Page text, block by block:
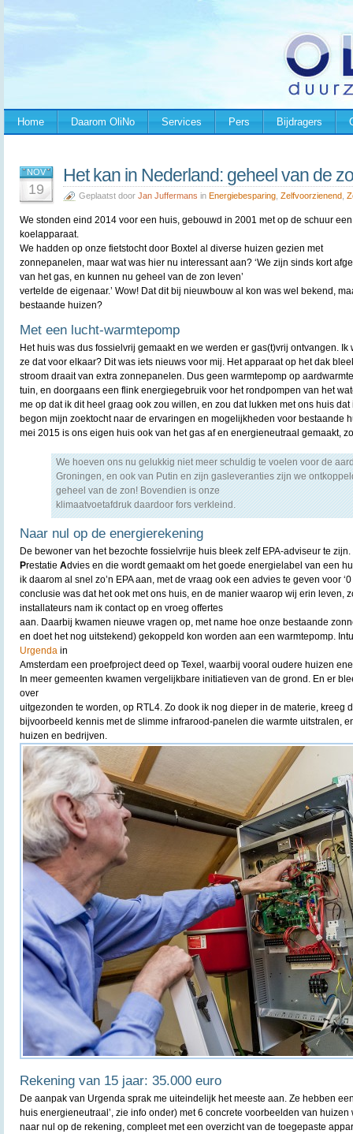
Home Daarom OliNo Services Pers Bijdragers
NOV
19
Het kan in Nederland: geheel van de
Geplaatst door Jan Juffermans in Energiebesparing Zelfvoorzienend
We stonden eind 2014 voor een huis, gebouwd in 2001 met op de schuur
koelapparaat.
We hadden op onze fietstocht door Boxtel al diverse huizen gezien met
zonnepanelen, maar wat was hier nu interessant aan? ‘We zijn sinds kort
van het gas, en kunnen nu geheel van de zon leven’
vertelde de eigenaar.’ Wow! Dat dit bij nieuwbouw al kon was wel bekend,
bestaande huizen?
Met een lucht-warmtepomp
Het huis was dus fossielvrij gemaakt en we werden er gas(t)vrij ontvangen.
ze dat voor elkaar? Dit was iets nieuws voor mij. Het apparaat op het dak
stroom draait van extra zonnepanelen. Dus geen warmtepomp op
tuin, en doorgaans een flink energiegebruik voor het rondpompen van het
me op dat ik dit heel graag ook zou willen, en zou dat lukken met ons huis
begon mijn zoektocht naar de ervaringen en mogelijkheden voor bestaande
mei 2015 is ons eigen huis ook van het gas af en energieneutraal gemaakt,
We hoeven ons nu gelukkig niet meer schuldig te voelen voor de
Groningen, en ook van Putin en zijn gasleveranties zijn we
geheel van de zon! Bovendien is onze
klimaatvoetafdruk daardoor fors verkleind.
Naar nul op de energierekening
De bewoner van het bezochte fossielvrije huis bleek zelf EPA-adviseur te zijn.
Prestatie Advies en die wordt gemaakt om het goede energielabel van een
ik daarom al snel zo’n EPA aan, met de vraag ook een advies te geven voor
conclusie was dat het ook met ons huis, en de manier waarop wij erin leven,
installateurs nam ik contact op en vroeg offertes
aan. Daarbij kwamen nieuwe vragen op, met name hoe onze bestaande
en doet het nog uitstekend) gekoppeld kon worden aan een warmtepomp.
Urgenda in
Amsterdam een proefproject deed op Texel, waarbij vooral oudere huizen
In meer gemeenten kwamen vergelijkbare initiatieven van de grond. En er
over
uitgezonden te worden, op RTL4. Zo dook ik nog dieper in de materie, kreeg
bijvoorbeeld kennis met de slimme infrarood-panelen die warmte uitstralen,
huizen en bedrijven.
Rekening van 15 jaar: 35.000 euro
De aanpak van Urgenda sprak me uiteindelijk het meeste aan. Ze hebben
huis energieneutraal’, zie info onder) met 6 concrete voorbeelden van
naar nul op de rekening, compleet met een overzicht van de toegepaste